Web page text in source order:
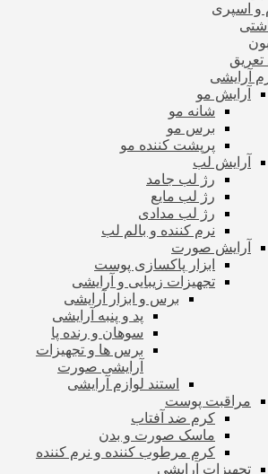
و اسپری
آرایشی
آرایش مو
شانه مو
برس مو
پرپشت کننده مو
آرایش لب
رژ لب جامد
رژ لب مایع
رژ لب مدادی
نرم کننده و بالم لب
آرایش صورت
ابزار پاکسازی پوست
تجهیزات زیبایی و آرایشی
برس و ابزار آرایشی
پد و پنبه آرایشی
سوهان و رنده پا
برس ها و تجهیزات
آرایشی صورت
استند لوازم آرایشی
مراقبت پوست
کرم ضد آفتاب
ماسک صورت و بدن
کرم مرطوب کننده و نرم کننده
تجهیزات آرایشی